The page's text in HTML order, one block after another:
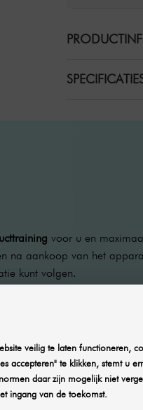
voor u en
na aankoop van het
kunt volgen.
veilig te laten functioneren,
accepteren" te klikken, stemt u
daar zijn mogelijk niet
ingang van de toekomst.